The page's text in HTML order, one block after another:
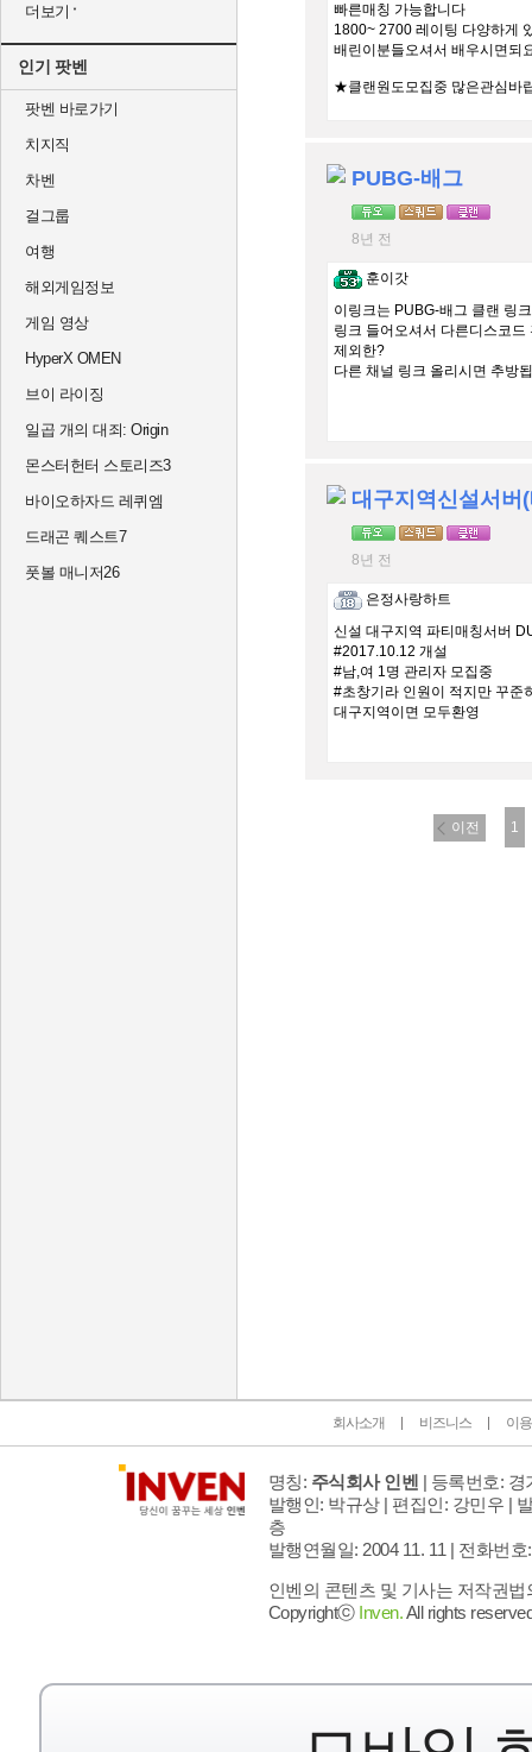
더보기
인기 팟벤
팟벤 바로가기
치지직
차벤
걸그룹
여행
해외게임정보
게임 영상
HyperX OMEN
브이 라이징
일곱 개의 대죄: Origin
몬스터헌터 스토리즈3
바이오하자드 레퀴엠
드래곤 퀘스트7
풋볼 매니저26
빠른매칭 가능합니다
1800~ 2700 레이팅 다양하게
배린이분들오셔서 배우시면되
★클랜원도모집중 많은관심바
PUBG-배그
8년 전
훈이갓
이링크는 PUBG-배그 클랜 링
링크 들어오셔서 다른디스코
제외한?
다른 채널 링크 올리시면 추방
8년 전
은정사랑하트
신설 대구지역 파티매칭서버
#2017.10.12 개설
#남,여 1명 관리자 모집중
#초창기라 인원이 적지만 꾸준
대구지역이면 모두환영
이전 1
회사소개 비즈니스 이
명칭: 주식회사 인벤 | 등록번호: 경
발행인: 박규상 | 편집인: 강민우 |
층
발행연월일: 2004 11. 11 | 전화번호
인벤의 콘텐츠 및 기사는 저작권
Copyrightⓒ Inven.All rights